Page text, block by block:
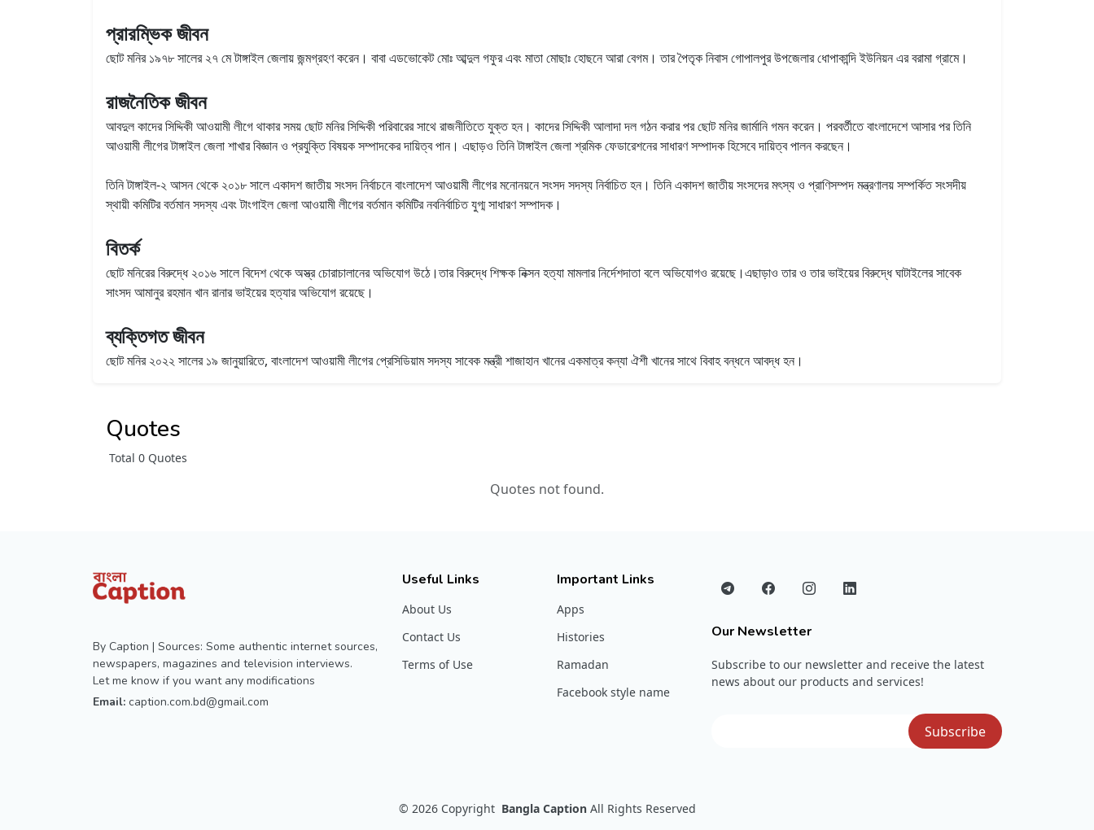
প্রারম্ভিক জীবন
ছোট মনির ১৯৭৮ সালের ২৭ মে টাঙ্গাইল জেলায় জন্মগ্রহণ করেন। বাবা এডভোকেট মোঃ আব্দুল গফুর এবং মাতা মোছাঃ হোছনে আরা বেগম। তার পৈতৃক নিবাস গোপালপুর উপজেলার ধোপাকান্দি ইউনিয়ন এর বরামা গ্রামে।
রাজনৈতিক জীবন
আবদুল কাদের সিদ্দিকী আওয়ামী লীগে থাকার সময় ছোট মনির সিদ্দিকী পরিবারের সাথে রাজনীতিতে যুক্ত হন। কাদের সিদ্দিকী আলাদা দল গঠন করার পর ছোট মনির জার্মানি গমন করেন। পরবর্তীতে বাংলাদেশে আসার পর তিনি
আওয়ামী লীগের টাঙ্গাইল জেলা শাখার বিজ্ঞান ও প্রযুক্তি বিষয়ক সম্পাদকের দায়িত্ব পান। এছাড়ও তিনি টাঙ্গাইল জেলা শ্রমিক ফেডারেশনের সাধারণ সম্পাদক হিসেবে দায়িত্ব পালন করছেন।
তিনি টাঙ্গাইল-২ আসন থেকে ২০১৮ সালে একাদশ জাতীয় সংসদ নির্বাচনে বাংলাদেশ আওয়ামী লীগের মনোনয়নে সংসদ সদস্য নির্বাচিত হন। তিনি একাদশ জাতীয় সংসদের মৎস্য ও প্রাণিসম্পদ মন্ত্রণালয় সম্পর্কিত সংসদীয়
স্থায়ী কমিটির বর্তমান সদস্য এবং টাংগাইল জেলা আওয়ামী লীগের বর্তমান কমিটির নবনির্বাচিত যুগ্ম সাধারণ সম্পাদক।
বিতর্ক
ছোট মনিরের বিরুদ্ধে ২০১৬ সালে বিদেশ থেকে অস্ত্র চোরাচালানের অভিযোগ উঠে।তার বিরুদ্ধে শিক্ষক নিক্সন হত্যা মামলার নির্দেশদাতা বলে অভিযোগও রয়েছে।এছাড়াও তার ও তার ভাইয়ের বিরুদ্ধে ঘাটাইলের সাবেক
সাংসদ আমানুর রহমান খান রানার ভাইয়ের হত্যার অভিযোগ রয়েছে।
ব্যক্তিগত জীবন
ছোট মনির ২০২২ সালের ১৯ জানুয়ারিতে, বাংলাদেশ আওয়ামী লীগের প্রেসিডিয়াম সদস্য সাবেক মন্ত্রী শাজাহান খানের একমাত্র কন্যা ঐশী খানের সাথে বিবাহ বন্ধনে আবদ্ধ হন।
Quotes
Total 0 Quotes
Quotes not found.
By Caption | Sources: Some authentic internet sources,
newspapers, magazines and television interviews.
Let me know if you want any modifications
Email: caption.com.bd@gmail.com
Useful Links
About Us
Contact Us
Terms of Use
Important Links
Apps
Histories
Ramadan
Facebook style name
Our Newsletter
Subscribe to our newsletter and receive the latest
news about our products and services!
© 2026 Copyright Bangla Caption All Rights Reserved